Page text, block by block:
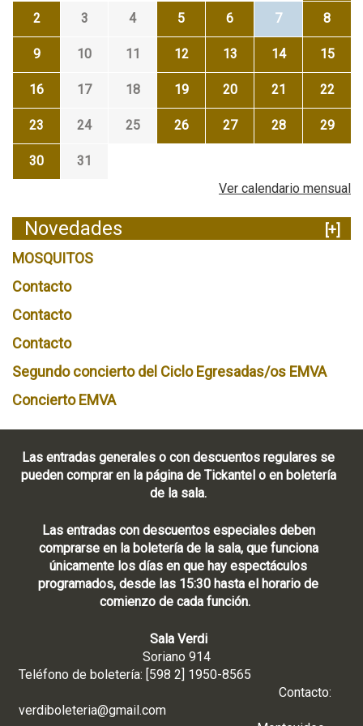
2 3 4 5 6 7 8
9 10 11 12 13 14 15
16 17 18 19 20 21 22
23 24 25 26 27 28 29
30
31
Ver calendario mensual
Novedades
[+]
MOSQUITOS
Contacto
Contacto
Contacto
Segundo concierto del Ciclo Egresadas/os EMVA
Concierto EMVA
Las entradas generales o con descuentos regulares se
pueden comprar en la página de Tickantel o en boletería
de la sala.
Las entradas con descuentos especiales deben
comprarse en la boletería de la sala, que funciona
únicamente los días en que hay espectáculos
programados, desde las 15:30 hasta el horario de
comienzo de cada función.
Sala Verdi
Soriano 914
Teléfono de boletería: [598 2] 1950-8565
Contacto:
verdiboleteria@gmail.com